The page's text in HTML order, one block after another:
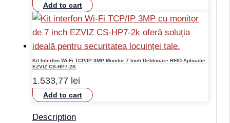
Add to cart
Kit Interfon Wi-Fi TCP/IP 3MP Monitor 7 Inch Deblocare RFID Aplicatie
EZVIZ CS-HP7-2K
1.533,77 lei
Add to cart
Description